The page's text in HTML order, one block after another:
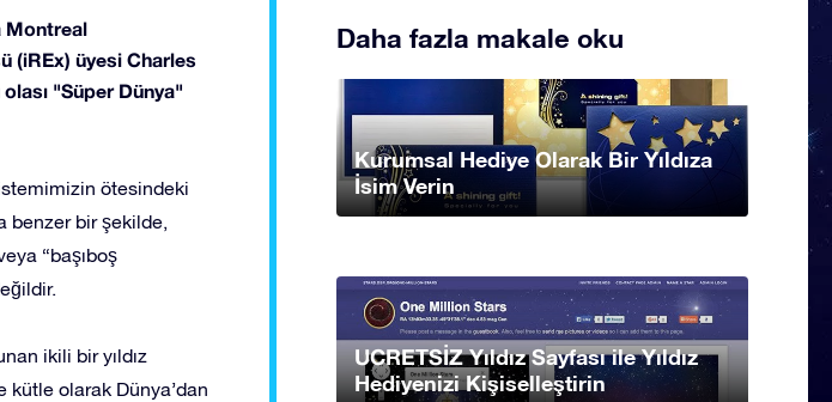
Montreal
(iREx) üyesi Charles
"Süper Dünya"
ötesindeki
benzer bir şekilde,
“başıboş
ikili bir yıldız
kütle olarak Dünya’dan
Daha fazla makale oku
Kurumsal Hediye Olarak Bir Yıldıza
İsim Verin
UCRETSİZ Yıldız Sayfası ile Yıldız
Hediyenizi Kişiselleştirin